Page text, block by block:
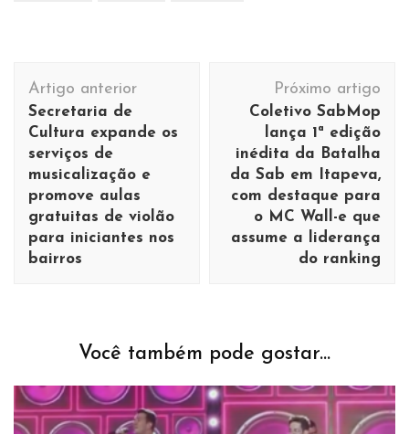
Navegação
de
post
Artigo anterior
Secretaria de
Cultura expande os
serviços de
musicalização e
promove aulas
gratuitas de violão
para iniciantes nos
bairros
Próximo artigo
Coletivo SabMop
lança 1ª edição
inédita da Batalha
da Sab em Itapeva,
com destaque para
o MC Wall-e que
assume a liderança
do ranking
Você também pode gostar...